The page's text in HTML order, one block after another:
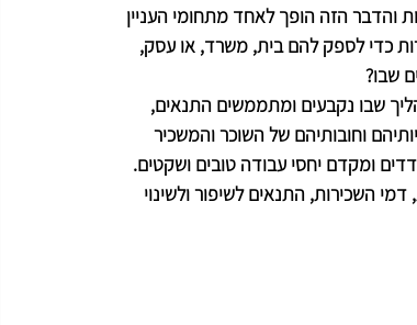
והדבר הזה הופך לאחד מתחומי העניין
כדי לספק להם בית, משרד, או עסק,
שבו?
שבו נקבעים ומתממשים התנאים,
וחובותיהם של השוכר והמשכיר
ומקדם יחסי עבודה טובים ושקטים.
השכירות, התנאים לשיפור ולשינוי